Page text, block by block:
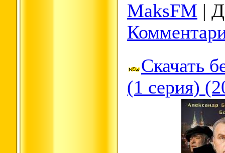
MaksFM |
Скачать
(1 серия)